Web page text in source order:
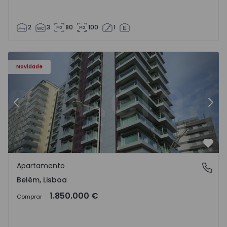
2 3 80 100 1
Novidade
Apartamento T4 Lisboa, Belém - 1463797 - 1
Anterior
Belém, Lisboa
Apartamento
Belém, Lisboa
Comprar 1.850.000 €